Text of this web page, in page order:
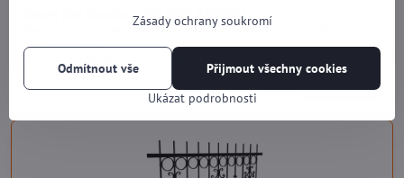
Kovový plot Standard+ TVC SP23 HARMONY
Kovový plot s pokročilými prvky zdobení plotového dílu s průvlaky
plotových prvků
Na dotaz (dle vytížení výroby)
od 3 770 Kč
Zásady ochrany soukromí
Ukázat podrobnosti
Přijmout všechny cookies
Odmítnout vše